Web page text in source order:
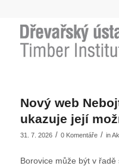
Nový web
ukazuje její
31. 7. 2026 / 0 Komentáře / in
Borovice může být v